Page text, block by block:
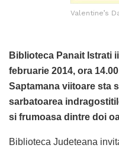
Valentine’s
Biblioteca Panait Istrati
februarie 2014, ora
Saptamana viitoare sta
sarbatoarea
si frumoasa dintre doi
Biblioteca Judeteana